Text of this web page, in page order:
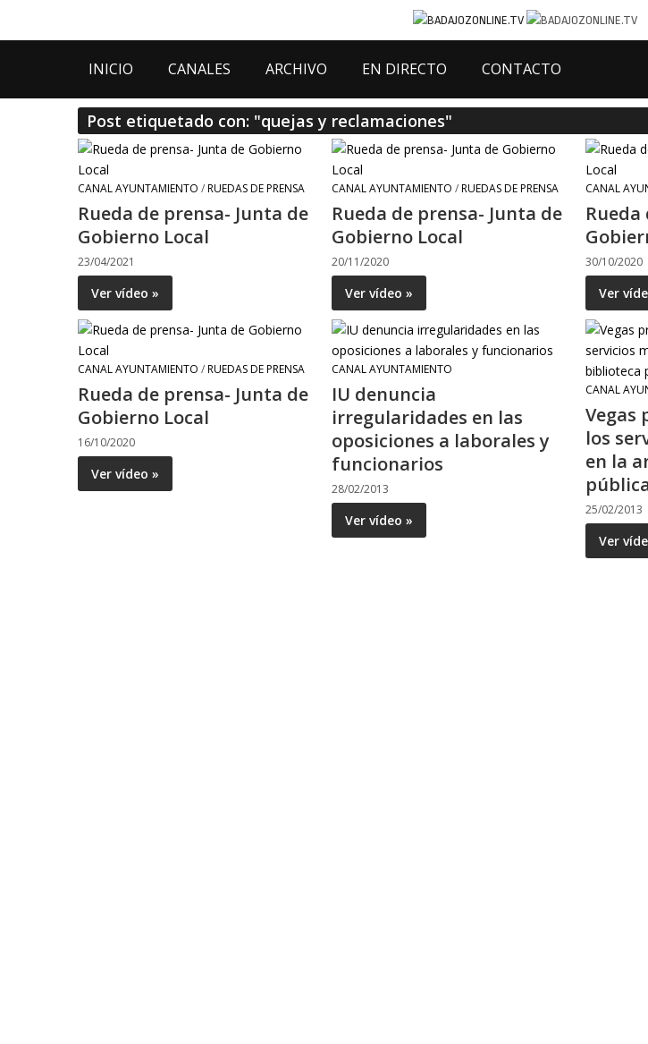
INICIO CANALES ARCHIVO EN DIRECTO CONTACTO
Post etiquetado con: "quejas y reclamaciones"
CANAL AYUNTAMIENTO /RUEDAS DE PRENSA
Rueda de prensa- Junta de
Gobierno Local
23/04/2021
Ver vídeo »
CANAL AYUNTAMIENTO /RUEDAS DE PRENSA
Rueda de prensa- Junta de
Gobierno Local
20/11/2020
Ver vídeo »
CANAL
30/10/2020
Ver
CANAL AYUNTAMIENTO /RUEDAS DE PRENSA
Rueda de prensa- Junta de
Gobierno Local
16/10/2020
Ver vídeo »
CANAL AYUNTAMIENTO
IU denuncia
irregularidades en las
oposiciones a laborales y
funcionarios
28/02/2013
Ver vídeo »
CANAL
Vegas
los
en la
25/02/2013
Ver